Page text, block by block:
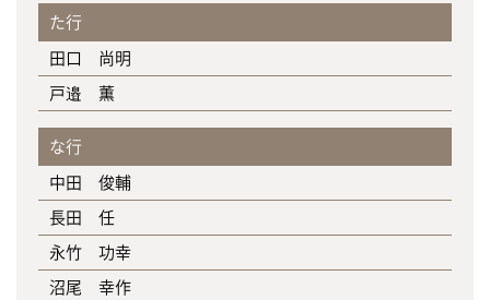
た行
田口 尚明
戸邉 薫
な行
中田 俊輔
長田 任
永竹 功幸
沼尾 幸作